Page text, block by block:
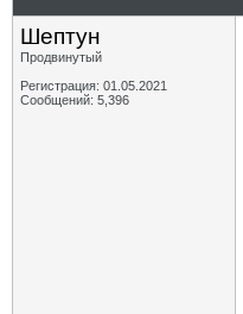
Шептун
Продвинутый
Регистрация: 01.05.2021
Сообщений: 5,396